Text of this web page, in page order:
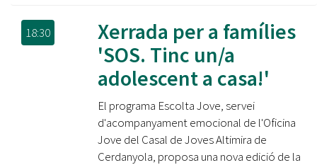
18:30
Xerrada per a famílies
'SOS. Tinc un/a
adolescent a casa!'
El programa Escolta Jove, servei
d'acompanyament emocional de l'Oficina
Jove del Casal de Joves Altimira de
Cerdanyola, proposa una nova edició de la